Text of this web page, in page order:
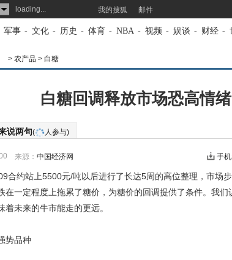
loading... 我的搜狐 邮件
军事 - 文化 - 历史 - 体育 - NBA - 视频 - 娱谈 - 财经 -
> 农产品 > 白糖
白糖回调释放市场恐高情绪
说两句( 人参与)
来源： 中国经济网 手
约站上5500元/吨以后进行了长达5周的高位整理，市场
在一定程度上拖累了糖价，为糖价的回调提供了条件。我们
着未来的牛市能走的更远。
品种